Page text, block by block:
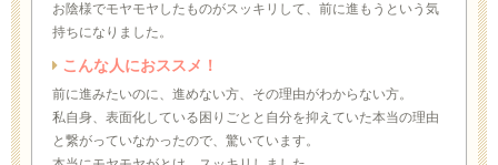
お陰様でモヤモヤしたものがスッキリして、前に進もうという気
持ちになりました。
こんな人におススメ！
前に進みたいのに、進めない方、その理由がわからない方。
私自身、表面化している困りごとと自分を抑えていた本当の理由
と繋がっていなかったので、驚いています。